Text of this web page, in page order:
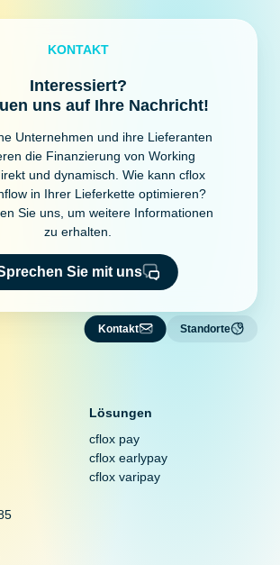
KONTAKT
Interessiert?
uns auf Ihre Nachricht!
Unternehmen und ihre Lieferanten
die Finanzierung von Working
und dynamisch. Wie kann cflox
in Ihrer Lieferkette optimieren?
Sie uns, um weitere Informationen
zu erhalten.
Sie mit uns
Kontakt Standorte
Lösungen
cflox pay
cflox earlypay
cflox varipay